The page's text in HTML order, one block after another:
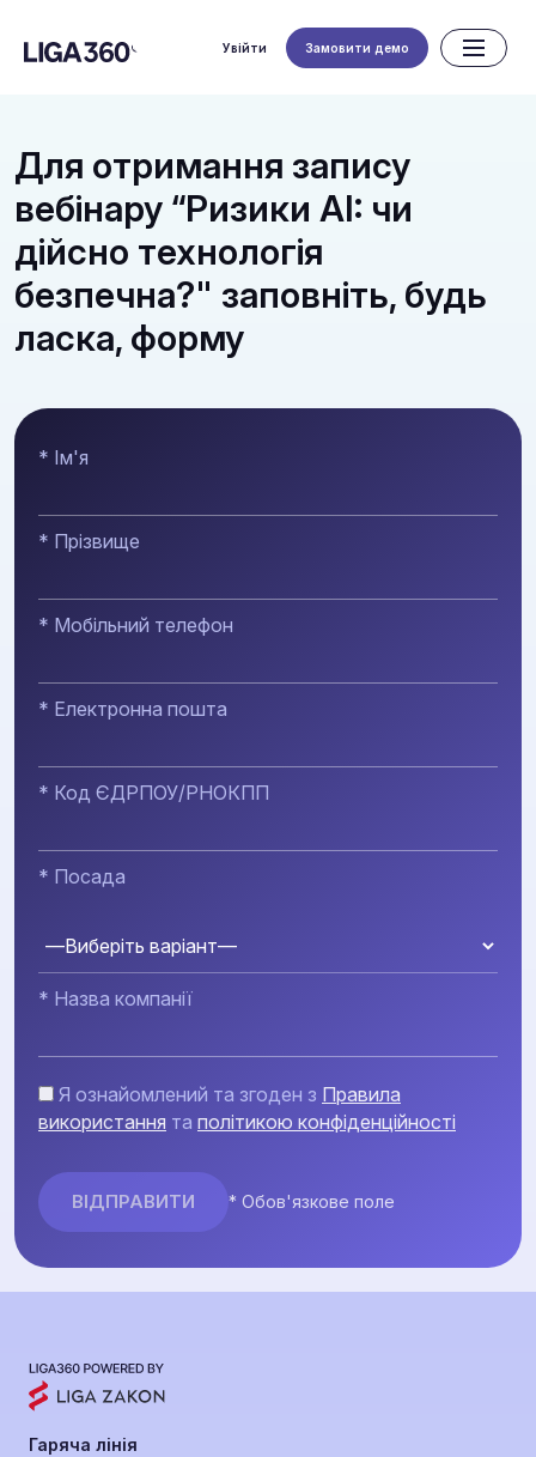
Увійти Замовити демо
Для отримання запису
вебінару “Ризики AI: чи
дійсно технологія
безпечна?" заповніть, будь
ласка, форму
* Ім'я
* Прізвище
* Мобільний телефон
* Електронна пошта
* Код ЄДРПОУ/РНОКПП
* Посада
* Назва компанії
Я ознайомлений та згоден з Правила
використання та політикою конфіденційності
* Обов'язкове поле
Гаряча лінія